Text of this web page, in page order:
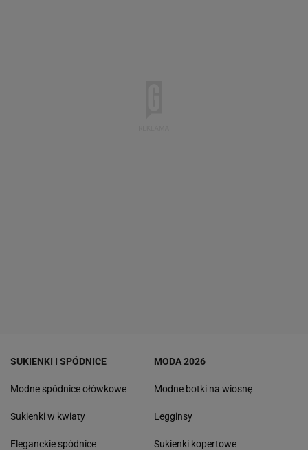
SUKIENKI I SPÓDNICE
Modne spódnice ołówkowe
Sukienki w kwiaty
Eleganckie spódnice
MODA 2026
Modne botki na wiosnę
Legginsy
Sukienki kopertowe